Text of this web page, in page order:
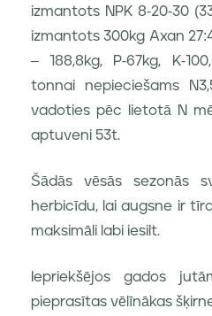
izmantots NPK 8-20-30
izmantots 300kg Axan
– 188,8kg, P-67kg, K-
tonnai nepieciešams
vadoties pēc lietotā N
aptuveni 53t.
Šādās vēsās sezonās
herbicīdu, lai augsne ir
maksimāli labi iesilt.
Iepriekšējos gados
pieprasītas vēlīnākas